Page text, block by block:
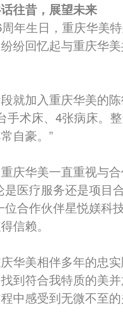
往昔，展望未来
周年生日，重庆华美
纷回忆起与重庆华美
就加入重庆华美的
手术床、 4张病床。
自豪。”
庆华美一直重视与
是医疗服务还是项目
位合作伙伴星悦媄科
信赖。
华美相伴多年的忠
到符合我特质的美
中感受到无微不至的